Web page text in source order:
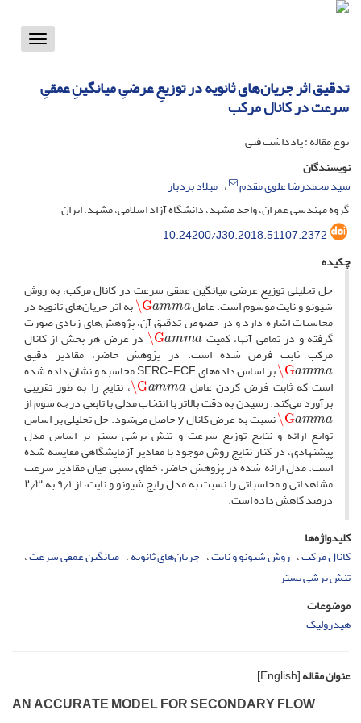
Toggle
تدقیق اثر جریان‌های ثانویه در توزیعِ عرضیِ میانگینِ عمقیِ
سرعت در کانال مرکب
نوع مقاله : یادداشت فنی
نویسندگان
سید محمدرضا علوی مقدم
میلاد بردبار
گروه مهندسی عمران، واحد مشهد، دانشگاه آزاد اسلامی، مشهد، ایران
10.24200/J30.2018.51107.2372
چکیده
حل تحلیلی توزیع عرضی میانگین عمقی سرعت در کانال مرکب، به روش
شیونو و نایت موسوم است. عامل\G
amma به اثر جریان‌های ثانویه در
محاسبات اشاره دارد و در خصوص تدقیق آن، پژوهش‌های زیادی صورت
گرفته و در تمامی آنها، کمیت \G
amma در عرض هر بخش از کانال
مرکب ثابت فرض شده است. در پژوهش حاضر، مقادیر دقیق
\G
am ma بر اساس داده‌های S‌E‌R‌C-F‌C‌F محاسبه و نشان داده شده
است که ثابت فرض کردن عامل\G
amma ، نتایج را به طور تقریبی
برآورد می‌کند. رسیدن به دقت بالاتر با انتخاب مدلی با تابعی درجه سوم از
\G
amma نسبت به عرض کانال y حاصل می‌شود. حل تحلیلی بر اساس
توابع ارائه و نتایج توزیع سرعت و تنش برشی بستر بر اساس مدل
پیشنهادی، در کنار نتایج روش موجود با مقادیر آزمایشگاهی مقایسه شده
است. مدل ارائه شده در پژوهش حاضر، خطای نسبی میان مقادیر سرعت
مشاهداتی و محاسباتی را نسبت به مدل رایج شیونو و نایت، از ۹٫۱ به ۲٫۳
درصد کاهش داده است.
کلیدواژه‌ها
کانال مرکب روش شیونو و نایت جریان‌های ثانویه میانگین عمقی سرعت
تنش برشی بستر
موضوعات
هیدرولیک
عنوان مقاله[English]
A‌N A‌C‌C‌U‌R‌A‌T‌E M‌O‌D‌E‌L F‌O‌R S‌E‌C‌O‌N‌D‌A‌R‌Y F‌L‌O‌W